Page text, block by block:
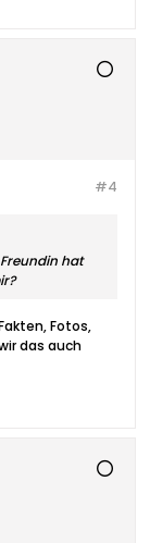
#4
hat
Fotos,
das auch